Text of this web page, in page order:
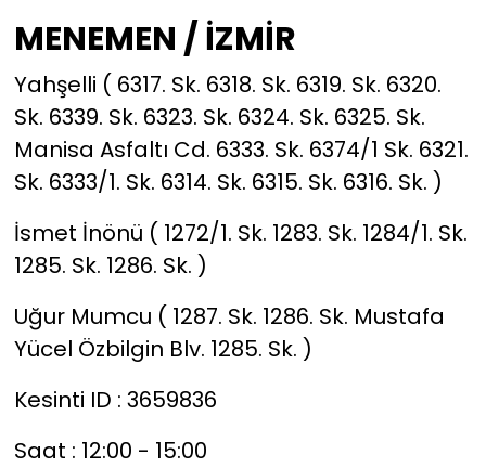
MENEMEN / İZMİR
Yahşelli ( 6317. Sk. 6318. Sk. 6319. Sk. 6320.
Sk. 6339. Sk. 6323. Sk. 6324. Sk. 6325. Sk.
Manisa Asfaltı Cd. 6333. Sk. 6374/1 Sk. 6321.
Sk. 6333/1. Sk. 6314. Sk. 6315. Sk. 6316. Sk. )
İsmet İnönü ( 1272/1. Sk. 1283. Sk. 1284/1. Sk.
1285. Sk. 1286. Sk. )
Uğur Mumcu ( 1287. Sk. 1286. Sk. Mustafa
Yücel Özbilgin Blv. 1285. Sk. )
Kesinti ID : 3659836
Saat : 12:00 - 15:00